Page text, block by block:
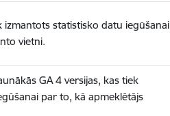
izmantots statistisko datu iegūšanai
vietni.
GA 4 versijas, kas tiek
par to, kā apmeklētājs